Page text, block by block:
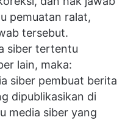
pemuatan ralat,
tersebut.
siber tertentu
lain, maka:
siber pembuat berita
dipublikasikan di
media siber yang